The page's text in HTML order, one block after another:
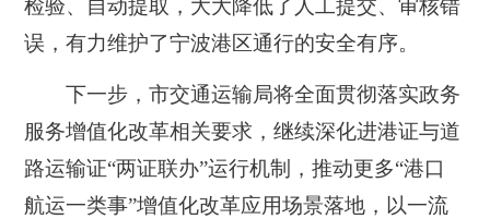
检验、自动提取，大大降低了人工提交、审核错
误，有力维护了宁波港区通行的安全有序。
下一步，市交通运输局将全面贯彻落实政务
服务增值化改革相关要求，继续深化进港证与道
路运输证“两证联办”运行机制，推动更多“港口
航运一类事”增值化改革应用场景落地，以一流